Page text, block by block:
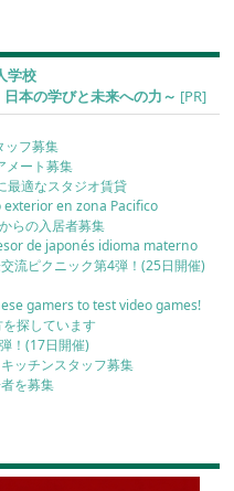
学校
本の学びと未来への力～ [PR]
ッフ募集
メート募集
最適なスタジオ賃貸
en zona Pacifico
らの入居者募集
de japonés idioma materno
流ピクニック第4弾！(25日開催)
gamers to test video games!
探しています
！(17日開催)
ッチンスタッフ募集
を募集